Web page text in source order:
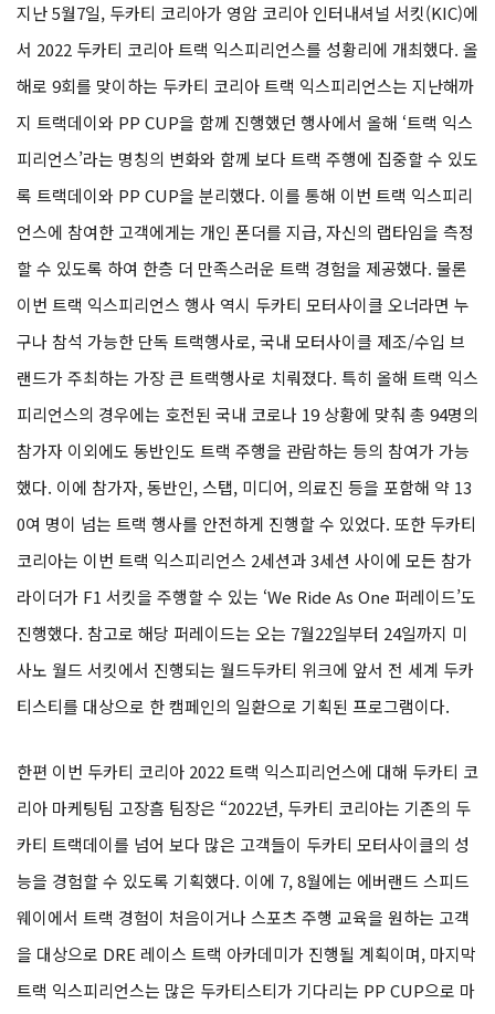
지난 5월7일, 두카티 코리아가 영암 코리아 인터내셔널 서킷(KIC)에
서 2022 두카티 코리아 트랙 익스피리언스를 성황리에 개최했다. 올
해로 9회를 맞이하는 두카티 코리아 트랙 익스피리언스는 지난해까
지 트랙데이와 PP CUP을 함께 진행했던 행사에서 올해 ‘트랙 익스
피리언스’라는 명칭의 변화와 함께 보다 트랙 주행에 집중할 수 있도
록 트랙데이와 PP CUP을 분리했다. 이를 통해 이번 트랙 익스피리
언스에 참여한 고객에게는 개인 폰더를 지급, 자신의 랩타임을 측정
할 수 있도록 하여 한층 더 만족스러운 트랙 경험을 제공했다. 물론
이번 트랙 익스피리언스 행사 역시 두카티 모터사이클 오너라면 누
구나 참석 가능한 단독 트랙행사로, 국내 모터사이클 제조/수입 브
랜드가 주최하는 가장 큰 트랙행사로 치뤄졌다. 특히 올해 트랙 익스
피리언스의 경우에는 호전된 국내 코로나 19 상황에 맞춰 총 94명의
참가자 이외에도 동반인도 트랙 주행을 관람하는 등의 참여가 가능
했다. 이에 참가자, 동반인, 스탭, 미디어, 의료진 등을 포함해 약 13
0여 명이 넘는 트랙 행사를 안전하게 진행할 수 있었다. 또한 두카티
코리아는 이번 트랙 익스피리언스 2세션과 3세션 사이에 모든 참가
라이더가 F1 서킷을 주행할 수 있는 ‘We Ride As One 퍼레이드’도
진행했다. 참고로 해당 퍼레이드는 오는 7월22일부터 24일까지 미
사노 월드 서킷에서 진행되는 월드두카티 위크에 앞서 전 세계 두카
티스티를 대상으로 한 캠페인의 일환으로 기획된 프로그램이다.
한편 이번 두카티 코리아 2022 트랙 익스피리언스에 대해 두카티 코
리아 마케팅팀 고장흠 팀장은 “2022년, 두카티 코리아는 기존의 두
카티 트랙데이를 넘어 보다 많은 고객들이 두카티 모터사이클의 성
능을 경험할 수 있도록 기획했다. 이에 7, 8월에는 에버랜드 스피드
웨이에서 트랙 경험이 처음이거나 스포츠 주행 교육을 원하는 고객
을 대상으로 DRE 레이스 트랙 아카데미가 진행될 계획이며, 마지막
트랙 익스피리언스는 많은 두카티스티가 기다리는 PP CUP으로 마